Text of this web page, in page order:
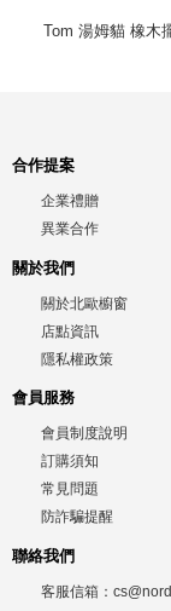
Tom 湯姆貓 橡木
合作提案
企業禮贈
異業合作
關於我們
關於北歐櫥窗
店點資訊
隱私權政策
會員服務
會員制度說明
訂購須知
常見問題
防詐騙提醒
聯絡我們
客服信箱：